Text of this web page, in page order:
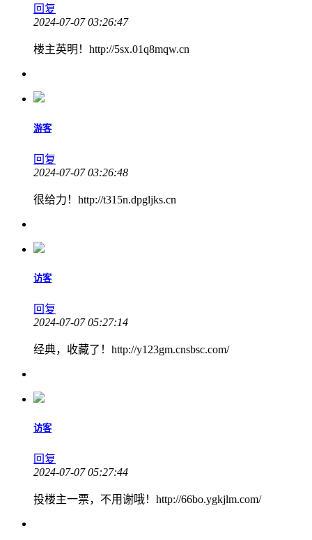
回复
2024-07-07 03:26:47
楼主英明！http://5sx.01q8mqw.cn
游客
回复
2024-07-07 03:26:48
很给力！http://t315n.dpgljks.cn
访客
回复
2024-07-07 05:27:14
经典，收藏了！http://y123gm.cnsbsc.com/
访客
回复
2024-07-07 05:27:44
投楼主一票，不用谢哦！http://66bo.ygkjlm.com/